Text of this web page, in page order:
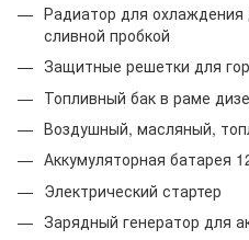
Радиатор для охлаждения
сливной пробкой
Защитные решетки для
Топливный бак в раме
Воздушный, масляный,
Аккумуляторная батарея
Электрический стартер
Зарядный генератор для